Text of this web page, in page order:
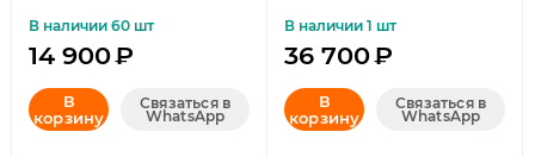
В наличии 60 шт
14 900₽
В
корзину
Связаться в
WhatsApp
В наличии 1 шт
36 700₽
В
корзину
Связаться в
WhatsApp